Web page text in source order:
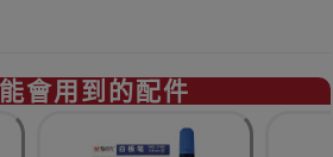
會用到的配件